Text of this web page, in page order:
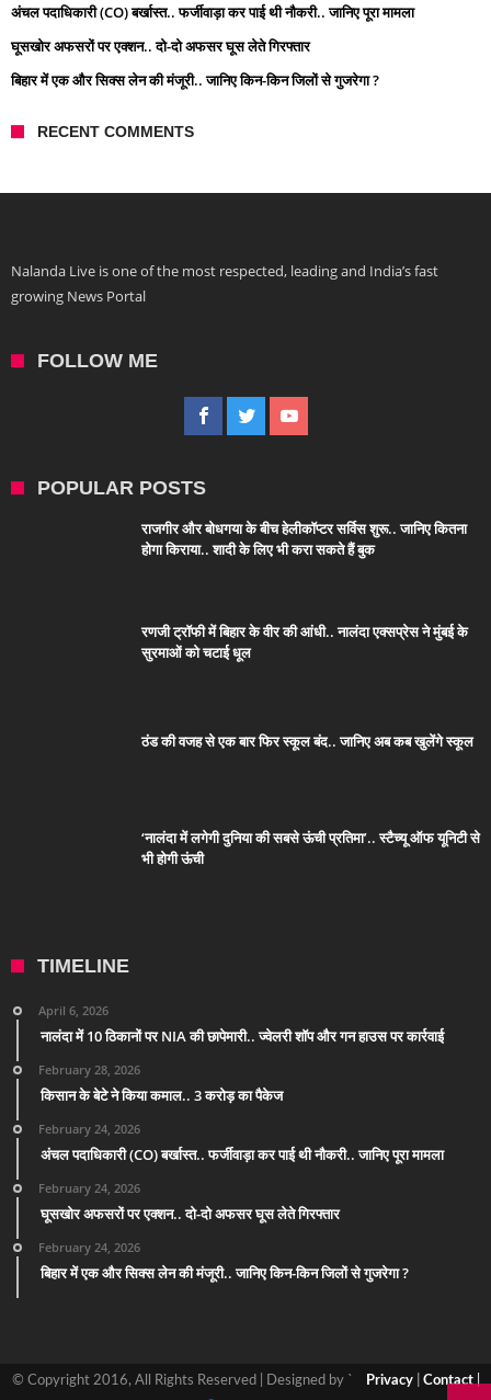
अंचल पदाधिकारी (CO) बर्खास्त.. फर्जीवाड़ा कर पाई थी नौकरी.. जानिए पूरा मामला
घूसखोर अफसरों पर एक्शन.. दो-दो अफसर घूस लेते गिरफ्तार
बिहार में एक और सिक्स लेन की मंजूरी.. जानिए किन-किन जिलों से गुजरेगा ?
RECENT COMMENTS
Nalanda Live is one of the most respected, leading and India’s fast
growing News Portal
FOLLOW ME
POPULAR POSTS
राजगीर और बोधगया के बीच हेलीकॉप्टर सर्विस शुरू.. जानिए कितना
होगा किराया.. शादी के लिए भी करा सकते हैं बुक
रणजी ट्रॉफी में बिहार के वीर की आंधी.. नालंदा एक्सप्रेस ने मुंबई के
सुरमाओं को चटाई धूल
ठंड की वजह से एक बार फिर स्कूल बंद.. जानिए अब कब खुलेंगे स्कूल
‘नालंदा में लगेगी दुनिया की सबसे ऊंची प्रतिमा’.. स्टैच्यू ऑफ यूनिटी से
भी होगी ऊंची
TIMELINE
April 6, 2026
नालंदा में 10 ठिकानों पर NIA की छापेमारी.. ज्वेलरी शॉप और गन हाउस पर कार्रवाई
February 28, 2026
किसान के बेटे ने किया कमाल.. 3 करोड़ का पैकेज
February 24, 2026
अंचल पदाधिकारी (CO) बर्खास्त.. फर्जीवाड़ा कर पाई थी नौकरी.. जानिए पूरा मामला
February 24, 2026
घूसखोर अफसरों पर एक्शन.. दो-दो अफसर घूस लेते गिरफ्तार
February 24, 2026
बिहार में एक और सिक्स लेन की मंजूरी.. जानिए किन-किन जिलों से गुजरेगा ?
© Copyright 2016, All Rights Reserved | Designed by ` Privacy| Contact |